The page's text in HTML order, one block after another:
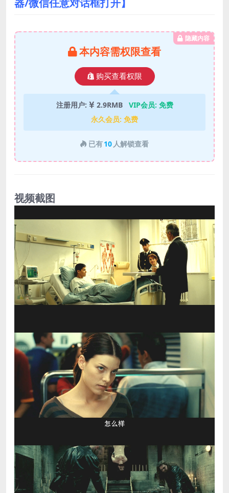
器/微信任意对话框打开】
隐藏内容
本内容需权限查看
购买查看权限
注册用户: 2.9RMB VIP会员: 免费
永久会员: 免费
已有10 人解锁查看
视频截图